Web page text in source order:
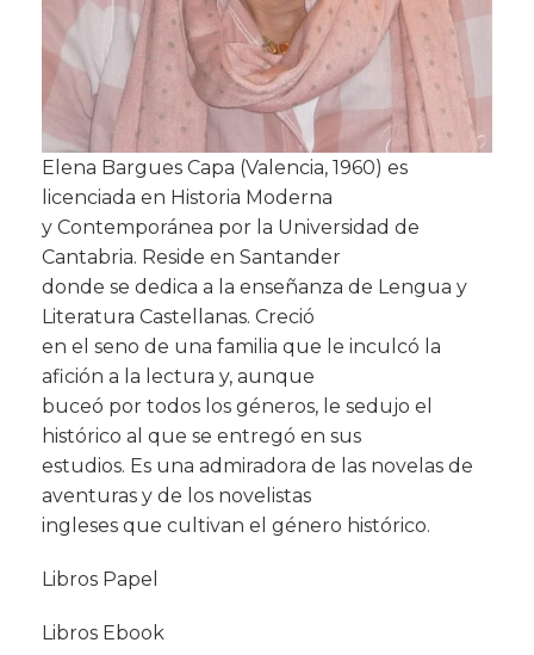
Elena Bargues Capa (Valencia, 1960) es
licenciada en Historia Moderna
y Contemporánea por la Universidad de
Cantabria. Reside en Santander
donde se dedica a la enseñanza de Lengua y
Literatura Castellanas. Creció
en el seno de una familia que le inculcó la
afición a la lectura y, aunque
buceó por todos los géneros, le sedujo el
histórico al que se entregó en sus
estudios. Es una admiradora de las novelas de
aventuras y de los novelistas
ingleses que cultivan el género histórico.
Libros Papel
Libros Ebook